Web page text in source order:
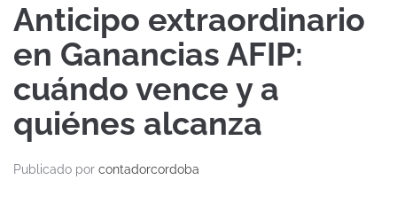
Anticipo extraordinario
en Ganancias AFIP:
cuándo vence y a
quiénes alcanza
Publicado por contadorcordoba